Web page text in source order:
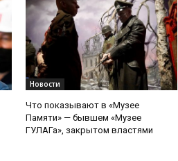
Новости
Что показывают в «Музее
Памяти» — бывшем «Музее
ГУЛАГа», закрытом властями